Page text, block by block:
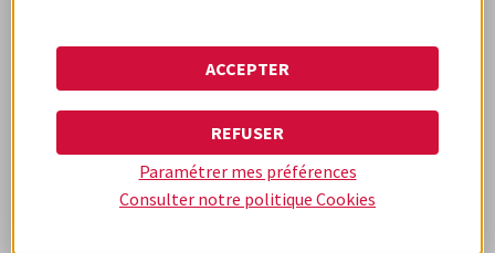
nécessaire de se mobiliser ensemble contre cette
maladie. (source : ligue contre le cancer :
ACCEPTER
REFUSER
Paramétrer mes préférences
Consulter notre politique Cookies